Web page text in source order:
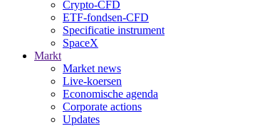
Crypto-CFD
ETF-fondsen-CFD
Specificatie instrument
SpaceX
Markt
Market news
Live-koersen
Economische agenda
Corporate actions
Updates